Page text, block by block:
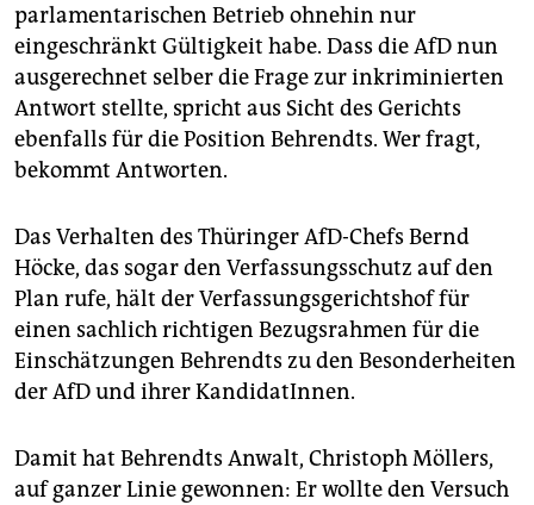
parlamentarischen Betrieb ohnehin nur
eingeschränkt Gültigkeit habe. Dass die AfD nun
ausgerechnet selber die Frage zur inkriminierten
Antwort stellte, spricht aus Sicht des Gerichts
ebenfalls für die Position Behrendts. Wer fragt,
bekommt Antworten.
Das Verhalten des Thüringer AfD-Chefs Bernd
Höcke, das sogar den Verfassungsschutz auf den
Plan rufe, hält der Verfassungsgerichtshof für
einen sachlich richtigen Bezugsrahmen für die
Einschätzungen Behrendts zu den Besonderheiten
der AfD und ihrer KandidatInnen.
Damit hat Behrendts Anwalt, Christoph Möllers,
auf ganzer Linie gewonnen: Er wollte den Versuch